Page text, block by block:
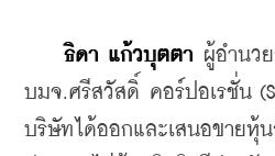
ธิดา แก้วบุตตา ผู้อำนว
บมจ.ศรีสวัสดิ์ คอร์ปอเรชั่น
บริษัทได้ออกและเสนอขายหุ้